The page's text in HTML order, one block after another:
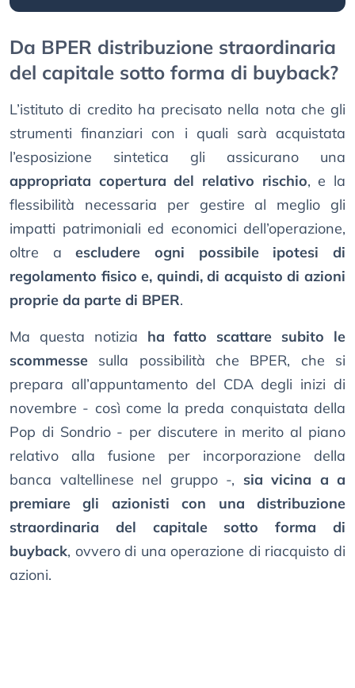
Da BPER distribuzione straordinaria
del capitale sotto forma di buyback?
L’istituto di credito ha precisato nella nota che gli
strumenti finanziari con i quali sarà acquistata
l’esposizione sintetica gli assicurano una
appropriata copertura del relativo rischio, e la
flessibilità necessaria per gestire al meglio gli
impatti patrimoniali ed economici dell’operazione,
oltre aescludere ogni possibile ipotesi di
regolamento fisico e, quindi, di acquisto di azioni
proprie da parte di BPER.
Ma questa notizia ha fatto scattare subito le
scommesse sulla possibilità che BPER, che si
prepara all’appuntamento del CDA degli inizi di
novembre - così come la preda conquistata della
Pop di Sondrio - per discutere in merito al piano
relativo alla fusione per incorporazione della
banca valtellinese nel gruppo -, sia vicina a a
premiare gli azionisti con una distribuzione
straordinaria del capitale sotto forma di
buyback, ovvero di una operazione di riacquisto di
azioni.